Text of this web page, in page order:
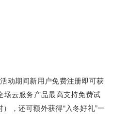
动期间新用户免费注册即可获
场云服务产品最高支持免费试
，还可额外获得“入冬好礼”一